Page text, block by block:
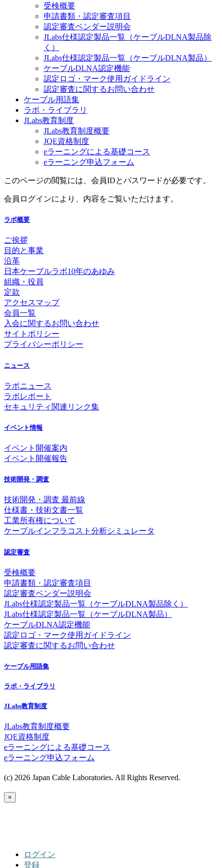
受検概要
申請書類・認定審査項目
認定審査ベンダー説明会
JLabs仕様認定製品一覧（ケーブルDLNA製品除
く）
JLabs仕様認定製品一覧（ケーブルDLNA製品）
ケーブルDLNA認定機能
認定ロゴ・マーク使用ガイドライン
認定審査に関するお問い合わせ
ケーブル用語集
ラボ・ライブラリ
JLabs教育制度
JLabs教育制度概要
JQE資格制度
eラーニングによる基礎コース
eラーニング申込フォーム
このページの閲覧には、会員IDとパスワードが必要です。
会員ログインにより、内容をご覧いただけます。
ラボ概要
ご挨拶
目的と事業
沿革
日本ケーブルラボ10年のあゆみ
組織・役員
定款
アクセスマップ
会員一覧
入会に関するお問い合わせ
サイトポリシー
プライバシーポリシー
ニュース
ラボニュース
ラボレポート
セキュリティ関連リンク集
イベント情報
イベント開催案内
イベント開催報告
技術開発・調査
技術開発・調査 最前線
仕様書・技術文書一覧
工業所有権について
ケーブルインフラコスト分析シミュレータ
認定審査
受検概要
申請書類・認定審査項目
認定審査ベンダー説明会
JLabs仕様認定製品一覧（ケーブルDLNA製品除く）
JLabs仕様認定製品一覧（ケーブルDLNA製品）
ケーブルDLNA認定機能
認定ロゴ・マーク使用ガイドライン
認定審査に関するお問い合わせ
ケーブル用語集
ラボ・ライブラリ
JLabs教育制度
JLabs教育制度概要
JQE資格制度
eラーニングによる基礎コース
eラーニング申込フォーム
(c) 2026 Japan Cable Laboratories. All Rights Reserved.
×
ログイン
登録